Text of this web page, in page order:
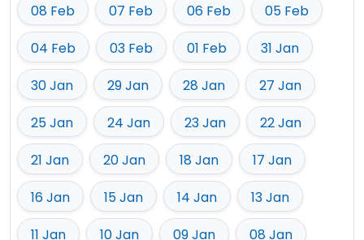
08 Feb
07 Feb 06 Feb
05 Feb
04 Feb
03 Feb 01 Feb
31 Jan
30 Jan
29 Jan 28 Jan
27 Jan
25 Jan
24 Jan 23 Jan
22 Jan
21 Jan
20 Jan 18 Jan
17 Jan
16 Jan
15 Jan 14 Jan
13 Jan
11 Jan
10 Jan 09 Jan
08 Jan